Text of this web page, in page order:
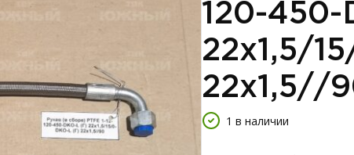
120-450-
22х1,5/
22х1,5//
1 в наличии